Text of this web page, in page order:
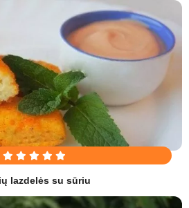
lazdelės su sūriu